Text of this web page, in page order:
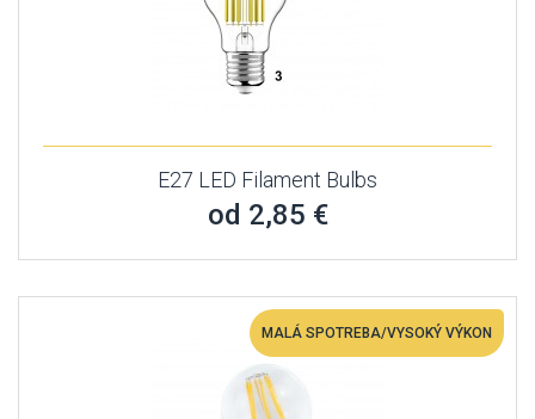
E27 LED Filament Bulbs
od 2,85 €
MALÁ SPOTREBA/VYSOKÝ VÝKON